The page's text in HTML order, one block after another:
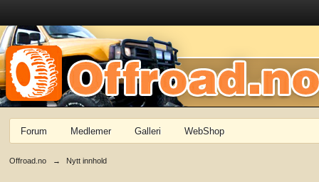
Forum Medlemer Galleri WebShop
Offroad.no → Nytt innhold